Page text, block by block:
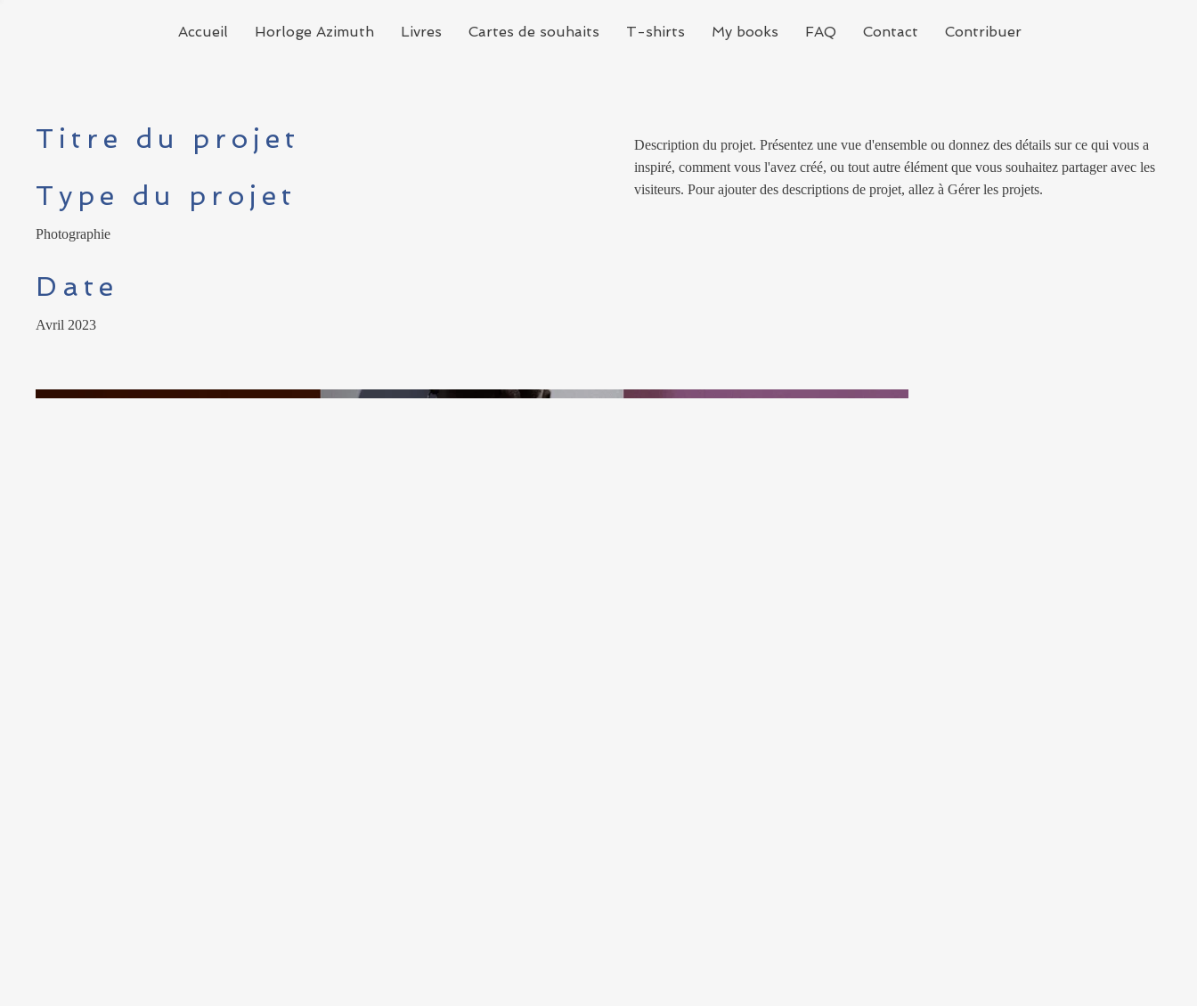
Accueil Horloge Azimuth Livres Cartes de souhaits T-shirts My books FAQ Contact Contribuer
Titre du projet
Type du projet
Photographie
Date
Avril 2023
Description du projet. Présentez une vue d'ensemble ou donnez des détails sur ce qui vous a
inspiré, comment vous l'avez créé, ou tout autre élément que vous souhaitez partager avec les
visiteurs. Pour ajouter des descriptions de projet, allez à Gérer les projets.